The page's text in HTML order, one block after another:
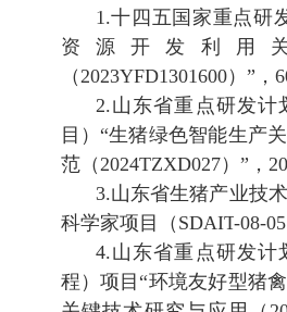
1.十四五国家重点研
资源开发利用
（2023YFD1301600） ” ， 6
2.山东省重点研发计
目 ） “生猪绿色智能生产
范（2024TZXD027） ” ，
3.山东省生猪产业技
科学家项目
（ SDAIT-08-05
4.山东省重点研发计
程）项目 “环境友好型猪